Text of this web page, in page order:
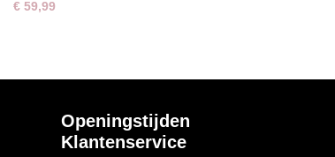
€ 59,99
Openingstijden
Klantenservice